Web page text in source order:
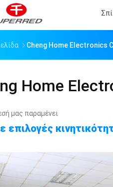
Cheng Home Electronics
Home
μας παραμένει